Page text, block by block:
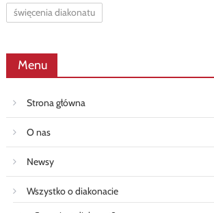
święcenia diakonatu
Menu
Strona główna
O nas
Newsy
Wszystko o diakonacie